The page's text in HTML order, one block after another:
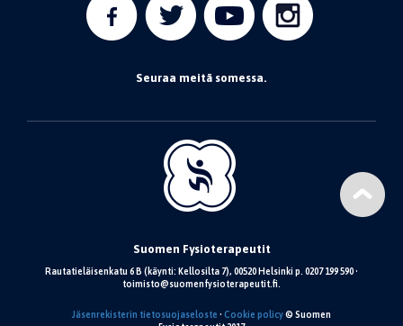
Seuraa meitä somessa.
Suomen Fysioterapeutit
Rautatieläisenkatu 6 B (käynti: Kellosilta 7), 00520 Helsinki p. 0207 199 590 •
toimisto@suomenfysioterapeutit.fi.
Jäsenrekisterin tietosuojaseloste • Cookie policy© Suomen